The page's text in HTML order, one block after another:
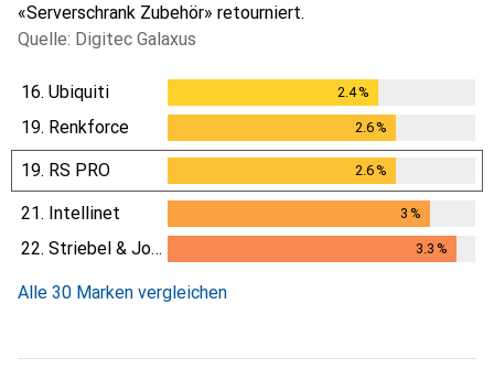
«Serverschrank Zubehör» retourniert.
Quelle: Digitec Galaxus
16. Ubiquiti 2.4%
19. Renkforce 2.6%
19. RS PRO 2.6%
21. Intellinet 3 %
22. Striebel & John 3.3 %
Alle 30 Marken vergleichen